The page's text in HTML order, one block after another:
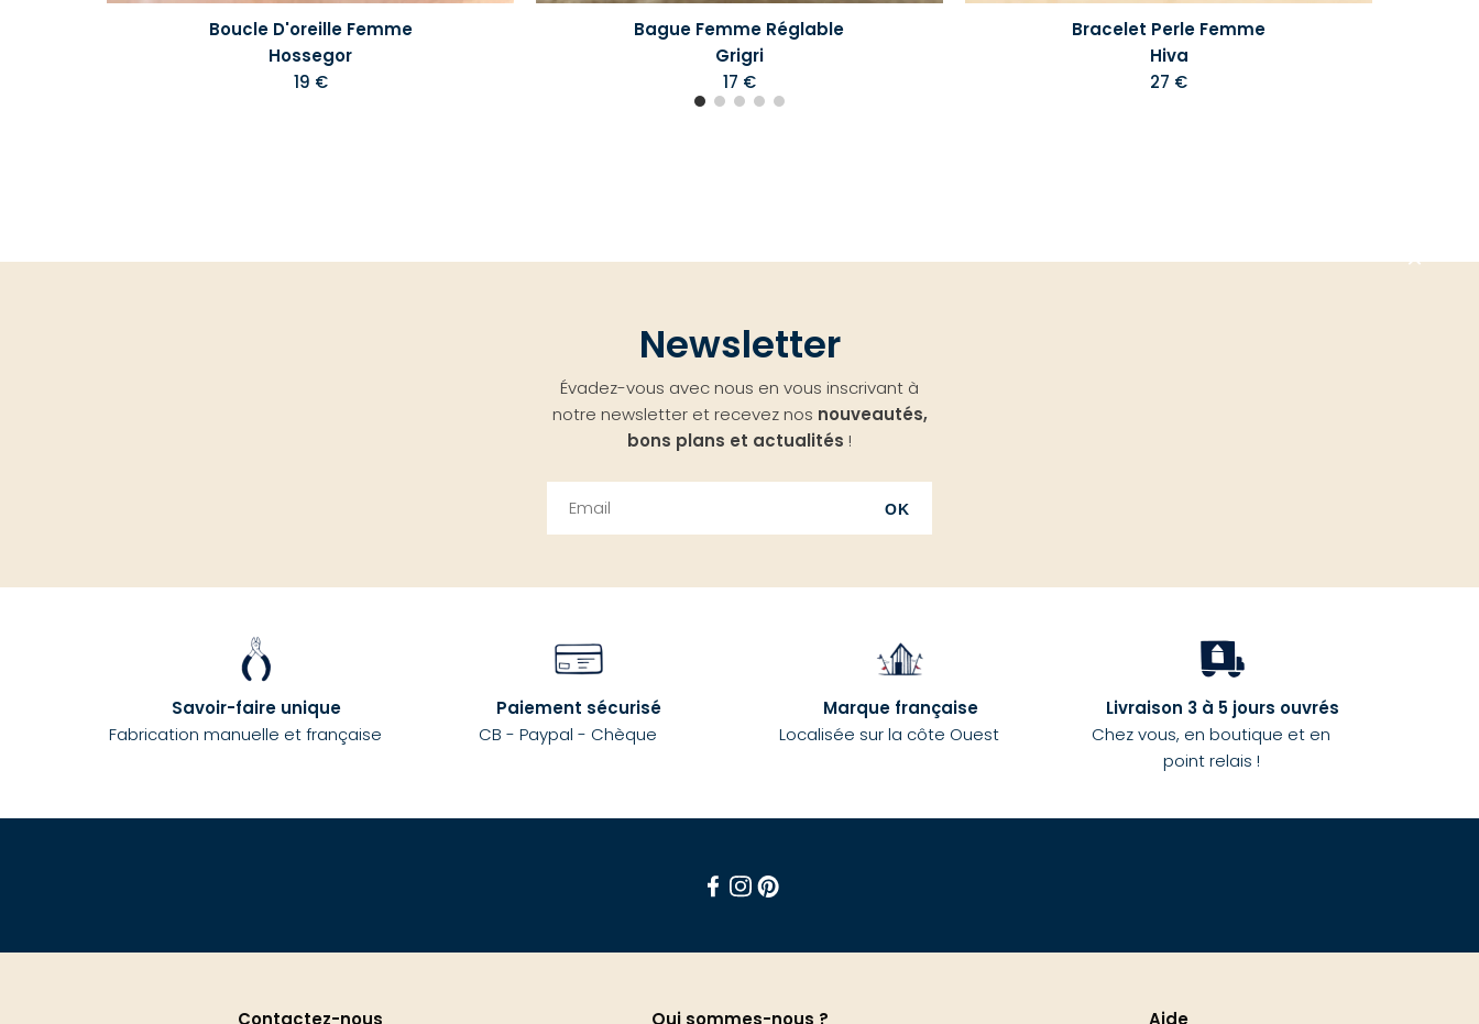
Boucle D'oreille Femme
Hossegor
19 €
Bague Femme Réglable
Grigri
17 €
Bracelet Perle Femme
Hiva
27 €
Newsletter
Évadez-vous avec nous en vous inscrivant à
notre newsletter et recevez nos nouveautés,
bons plans et actualités !
OK
Savoir-faire unique
Fabrication manuelle et française
Paiement sécurisé
CB - Paypal - Chèque
Marque française
Localisée sur la côte Ouest
Livraison 3 à 5 jours ouvrés
Chez vous, en boutique et en
point relais !
Contactez-nous
Qui sommes-nous ?
Aide